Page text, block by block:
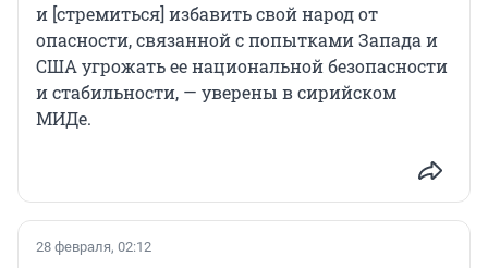
и [стремиться] избавить свой народ от
опасности, связанной с попытками Запада и
США угрожать ее национальной безопасности
и стабильности, — уверены в сирийском
МИДе.
28 февраля, 02:12